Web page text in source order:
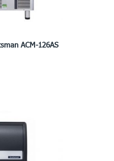
ACM-126AS